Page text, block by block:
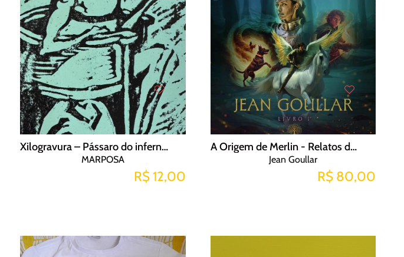
Xilogravura – Pássaro do inferno de Bosch fundo verde
MARPOSA
R$ 12,00
A Origem de Merlin - Relatos de Veronika
Jean Goullar
R$ 80,00